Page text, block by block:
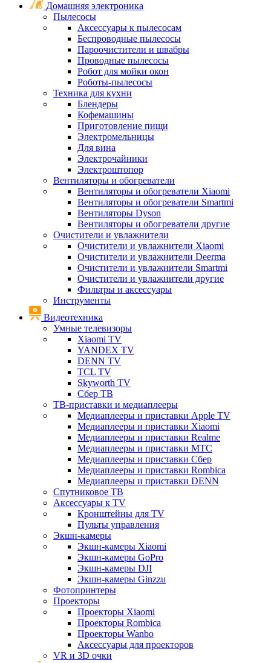
Домашняя электроника
Пылесосы
Аксессуары к пылесосам
Беспроводные пылесосы
Пароочистители и швабры
Проводные пылесосы
Робот для мойки окон
Роботы-пылесосы
Техника для кухни
Блендеры
Кофемашины
Приготовление пищи
Электромельницы
Для вина
Электрочайники
Электроштопор
Вентиляторы и обогреватели
Вентиляторы и обогреватели Xiaomi
Вентиляторы и обогреватели Smartmi
Вентиляторы Dyson
Вентиляторы и обогреватели другие
Очистители и увлажнители
Очистители и увлажнители Xiaomi
Очистители и увлажнители Deerma
Очистители и увлажнители Smartmi
Очистители и увлажнители другие
Фильтры и аксессуары
Инструменты
Видеотехника
Умные телевизоры
Xiaomi TV
YANDEX TV
DENN TV
TCL TV
Skyworth TV
Сбер ТВ
ТВ-приставки и медиаплееры
Медиаплееры и приставки Apple TV
Медиаплееры и приставки Xiaomi
Медиаплееры и приставки Realme
Медиаплееры и приставки МТС
Медиаплееры и приставки Сбер
Медиаплееры и приставки Rombica
Медиаплееры и приставки DENN
Спутниковое ТВ
Аксессуары к TV
Кронштейны для TV
Пульты управления
Экшн-камеры
Экшн-камеры Xiaomi
Экшн-камеры GoPro
Экшн-камеры DJI
Экшн-камеры Ginzzu
Фотопринтеры
Проекторы
Проекторы Xiaomi
Проекторы Rombica
Проекторы Wanbo
Аксессуары для проекторов
VR и 3D очки